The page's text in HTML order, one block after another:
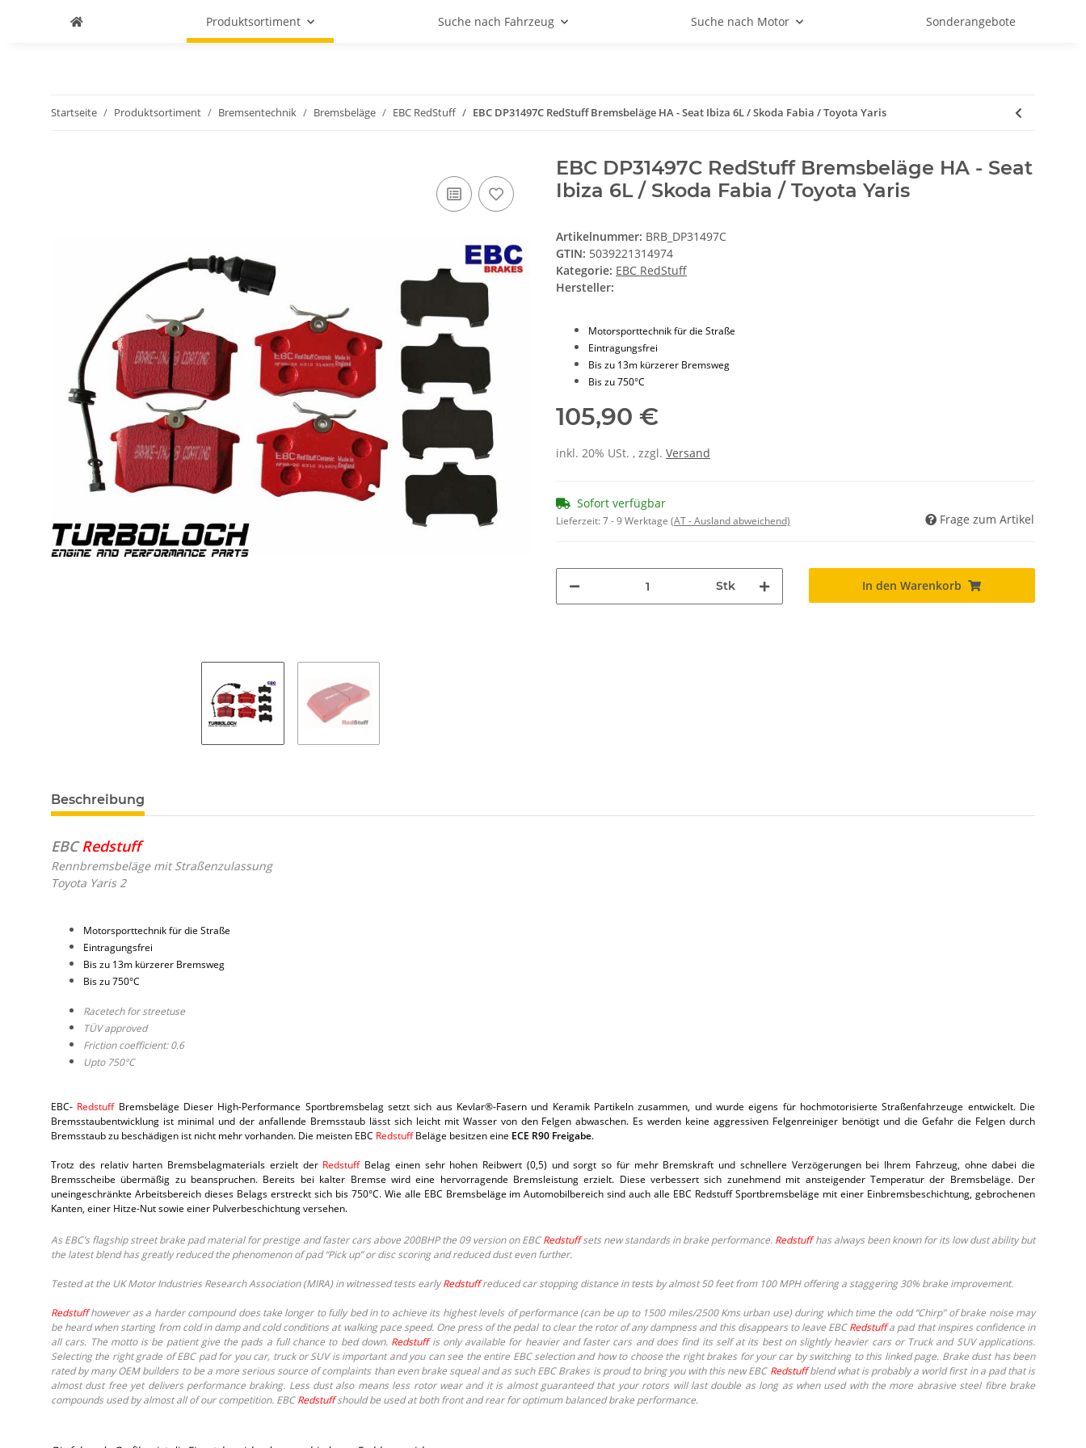
Produktsortiment Suche nach Fahrzeug Suche nach Motor Sonderangebote
Startseite Produktsortiment Bremsentechnik Bremsbeläge EBC RedStuff EBC DP31497C RedStuff Bremsbeläge HA - Seat Ibiza 6L / Skoda Fabia / Toyota Yaris
EBC DP31497C RedStuff Bremsbeläge HA - Seat
Ibiza 6L / Skoda Fabia / Toyota Yaris
Artikelnummer: BRB_DP31497C
GTIN: 5039221314974
Kategorie: EBC RedStuff
Hersteller:
Motorsporttechnik für die Straße
Eintragungsfrei
Bis zu 13m kürzerer Bremsweg
Bis zu 750°C
105,90 €
inkl. 20% USt. , zzgl. Versand
Sofort verfügbar
Lieferzeit:7 - 9 Werktage (AT - Ausland abweichend) Frage zum Artikel
Stk In den Warenkorb
Beschreibung
EBCRedstuff
Rennbremsbeläge mit Straßenzulassung
Toyota Yaris 2
Motorsporttechnik für die Straße
Eintragungsfrei
Bis zu 13m kürzerer Bremsweg
Bis zu 750°C
Racetech for streetuse
TÜV approved
Friction coefficient: 0.6
Upto 750°C
EBC- RedstuffBremsbeläge Dieser High-Performance Sportbremsbelag setzt sich aus Kevlar®-Fasern und Keramik Partikeln zusammen, und wurde eigens für hochmotorisierte Straßenfahrzeuge entwickelt. Die
Bremsstaubentwicklung ist minimal und der anfallende Bremsstaub lässt sich leicht mit Wasser von den Felgen abwaschen. Es werden keine aggressiven Felgenreiniger benötigt und die Gefahr die Felgen durch
Bremsstaub zu beschädigen ist nicht mehr vorhanden. Die meisten EBC RedstuffBeläge besitzen eine ECE R90 Freigabe.
Trotz des relativ harten Bremsbelagmaterials erzielt der RedstuffBelag einen sehr hohen Reibwert (0,5) und sorgt so für mehr Bremskraft und schnellere Verzögerungen bei Ihrem Fahrzeug, ohne dabei die
Bremsscheibe übermäßig zu beanspruchen. Bereits bei kalter Bremse wird eine hervorragende Bremsleistung erzielt. Diese verbessert sich zunehmend mit ansteigender Temperatur der Bremsbeläge. Der
uneingeschränkte Arbeitsbereich dieses Belags erstreckt sich bis 750°C. Wie alle EBC Bremsbeläge im Automobilbereich sind auch alle EBC Redstuff Sportbremsbeläge mit einer Einbremsbeschichtung, gebrochenen
Kanten, einer Hitze-Nut sowie einer Pulverbeschichtung versehen.
As EBC’s flagship street brake pad material for prestige and faster cars above 200BHP the 09 version on EBCRedstuffsets new standards in brake performance. Redstuffhas always been known for its low dust ability but
the latest blend has greatly reduced the phenomenon of pad “Pick up” or disc scoring and reduced dust even further.
Tested at the UK Motor Industries Research Association (MIRA) in witnessed tests earlyRedstuffreduced car stopping distance in tests by almost 50 feet from 100 MPH offering a staggering 30% brake improvement.
Redstuffhowever as a harder compound does take longer to fully bed in to achieve its highest levels of performance (can be up to 1500 miles/2500 Kms urban use) during which time the odd “Chirp” of brake noise may
be heard when starting from cold in damp and cold conditions at walking pace speed. One press of the pedal to clear the rotor of any dampness and this disappears to leave EBCRedstuffa pad that inspires confidence in
all cars. The motto is be patient give the pads a full chance to bed down. Redstuffis only available for heavier and faster cars and does find its self at its best on slightly heavier cars or Truck and SUV applications.
Selecting the right grade of EBC pad for you car, truck or SUV is important and you can see the entire EBC selection and how to choose the right brakes for your car by switching to this linked page. Brake dust has been
rated by many OEM builders to be a more serious source of complaints than even brake squeal and as such EBC Brakes is proud to bring you with this new EBC Redstuffblend what is probably a world first in a pad that is
almost dust free yet delivers performance braking. Less dust also means less rotor wear and it is almost guaranteed that your rotors will last double as long as when used with the more abrasive steel fibre brake
compounds used by almost all of our competition. EBCRedstuffshould be used at both front and rear for optimum balanced brake performance.